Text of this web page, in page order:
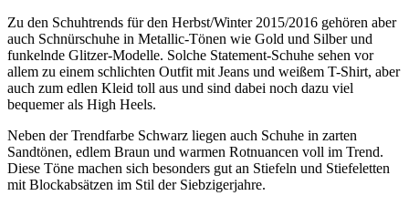
Zu den Schuhtrends für den Herbst/Winter 2015/2016 gehören aber
auch Schnürschuhe in Metallic-Tönen wie Gold und Silber und
funkelnde Glitzer-Modelle. Solche Statement-Schuhe sehen vor
allem zu einem schlichten Outfit mit Jeans und weißem T-Shirt, aber
auch zum edlen Kleid toll aus und sind dabei noch dazu viel
bequemer als High Heels.
Neben der Trendfarbe Schwarz liegen auch Schuhe in zarten
Sandtönen, edlem Braun und warmen Rotnuancen voll im Trend.
Diese Töne machen sich besonders gut an Stiefeln und Stiefeletten
mit Blockabsätzen im Stil der Siebzigerjahre.